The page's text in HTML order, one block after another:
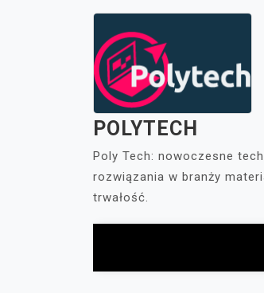
POLYTECH
Poly Tech: nowoczesne
rozwiązania w branży
trwałość.